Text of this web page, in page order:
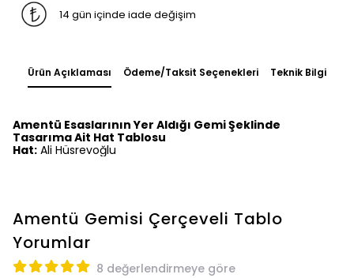
14 gün içinde iade değişim
Ürün Açıklaması Ödeme/Taksit Seçenekleri Teknik Bilgi
Amentü Esaslarının Yer Aldığı Gemi Şeklinde
Tasarıma Ait Hat Tablosu
Hat: Ali Hüsrevoğlu
Amentü Gemisi Çerçeveli Tablo
Yorumlar
8 değerlendirmeye göre